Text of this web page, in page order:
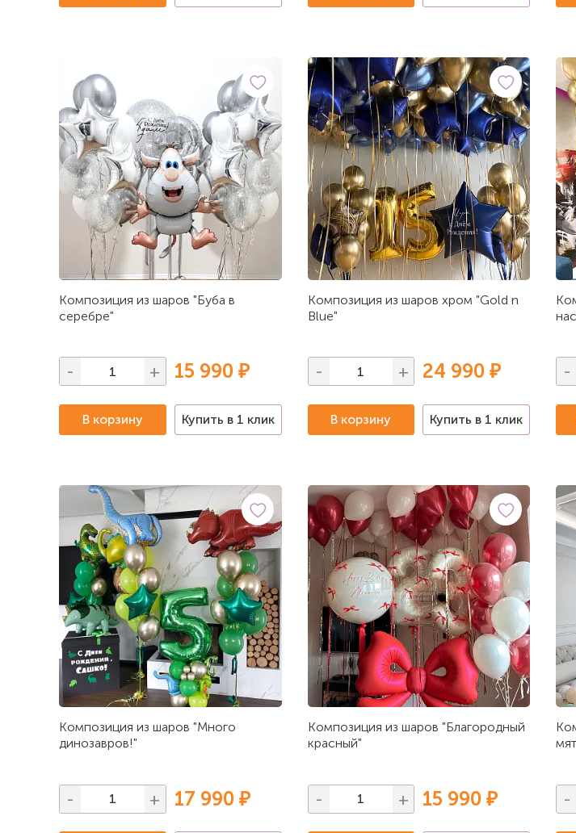
Композиция из шаров "Буба в
серебре"
- + 15 990 ₽
В корзину Купить в 1 клик
Композиция из шаров хром "Gold n
Blue"
- + 24 990 ₽
В корзину Купить в 1 клик
-
Композиция из шаров "Много
динозавров!"
- + 17 990 ₽
Композиция из шаров "Благородный
красный"
- + 15 990 ₽ -